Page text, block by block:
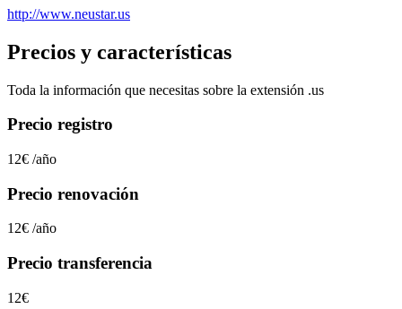
http://www.neustar.us
Precios y características
Toda la información que necesitas sobre la extensión .us
Precio registro
12€ /año
Precio renovación
12€ /año
Precio transferencia
12€